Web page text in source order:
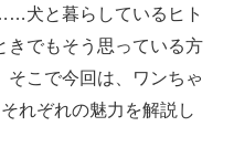
犬と暮らしているヒト
きでもそう思っている方
そこで今回は、ワンちゃ
れぞれの魅力を解説し